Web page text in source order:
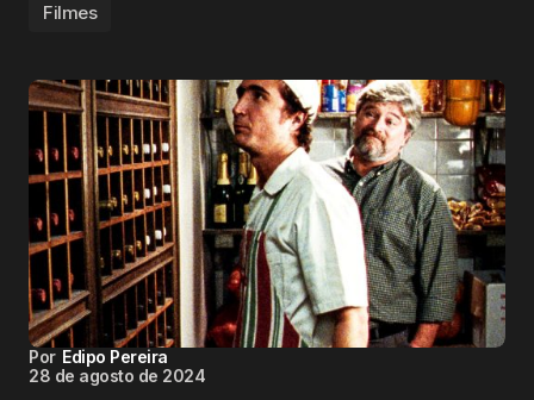
Filmes
Por Edipo Pereira
28 de agosto de 2024